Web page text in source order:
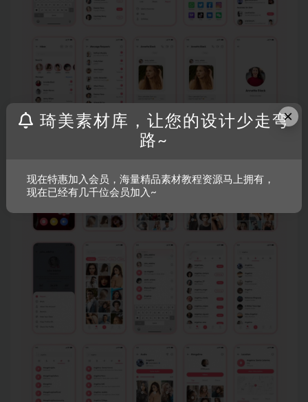
×
琦美素材库，让您的设计少走弯
路~
现在特惠加入会员，海量精品素材教程资源马上拥有，
现在已经有几千位会员加入~